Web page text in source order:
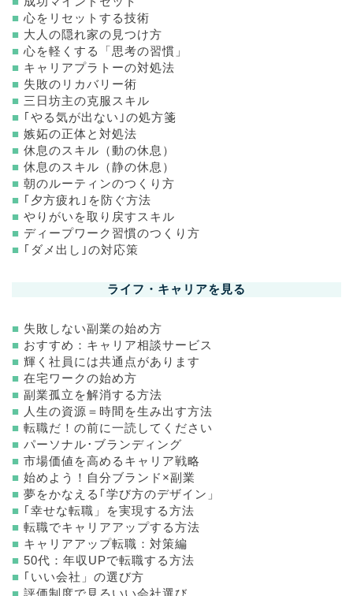
■ 心をリセットする技術
■ 大人の隠れ家の見つけ方
■ 心を軽くする「思考の習慣」
■ キャリアプラトーの対処法
■ 失敗のリカバリー術
■ 三日坊主の克服スキル
■ ｢やる気が出ない｣の処方箋
■ 嫉妬の正体と対処法
■ 休息のスキル（動の休息）
■ 休息のスキル（静の休息）
■ 朝のルーティンのつくり方
■ ｢夕方疲れ｣を防ぐ方法
■ やりがいを取り戻すスキル
■ ディープワーク習慣のつくり方
■ ｢ダメ出し｣の対応策
ライフ・キャリアを見る
■ 失敗しない副業の始め方
■ おすすめ：キャリア相談サービス
■ 輝く社員には共通点があります
■ 在宅ワークの始め方
■ 副業孤立を解消する方法
■ 人生の資源＝時間を生み出す方法
■ 転職だ！の前に一読してください
■ パーソナル･ブランディング
■ 市場価値を高めるキャリア戦略
■ 始めよう！自分ブランド×副業
■ 夢をかなえる｢学び方のデザイン」
■ ｢幸せな転職」を実現する方法
■ 転職でキャリアアップする方法
■ キャリアアップ転職：対策編
■ 50代：年収UPで転職する方法
■ ｢いい会社」の選び方
■ 評価制度で見るいい会社選び